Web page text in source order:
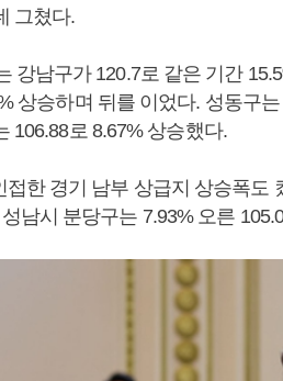
그쳤다.
강남구가 120.7로 같은 기간
상승하며 뒤를 이었다. 성동구
106.88로 8.67% 상승했다.
접한 경기 남부 상급지 상승폭도
남시 분당구는 7.93% 오른